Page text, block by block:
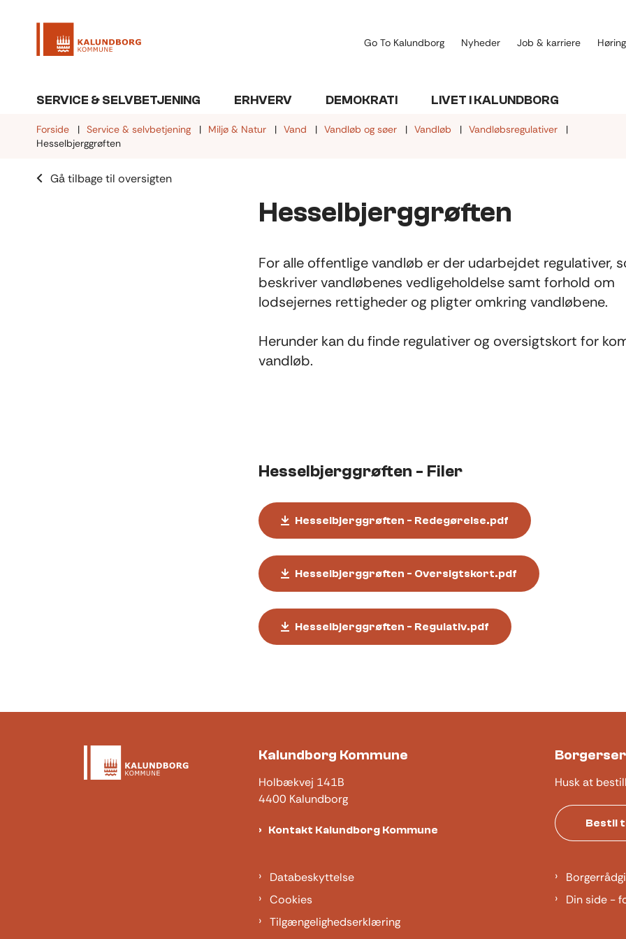
Go To Kalundborg Nyheder Job & karriere
SERVICE & SELVBETJENING ERHVERV DEMOKRATI LIVET I KALUNDBORG
Forside Service & selvbetjening Miljø & Natur Vand Vandløb og søer Vandløb
Vandløbsregulativer
Hesselbjerggrøften
Gå tilbage til oversigten
Hesselbjerggrøften
For alle offentlige vandløb er der udarbejdet regulativer,
beskriver vandløbenes vedligeholdelse samt forhold om
lodsejernes rettigheder og pligter omkring vandløbene.
Herunder kan du finde regulativer og oversigtskort for
vandløb.
Hesselbjerggrøften - Filer
Hesselbjerggrøften - Redegørelse.pdf
Hesselbjerggrøften - Oversigtskort.pdf
Hesselbjerggrøften - Regulativ.pdf
Kalundborg Kommune
Holbækvej 141B
4400 Kalundborg
Kontakt Kalundborg Kommune
Husk at
Bestil
Databeskyttelse
Cookies
Tilgængelighedserklæring
Din side -